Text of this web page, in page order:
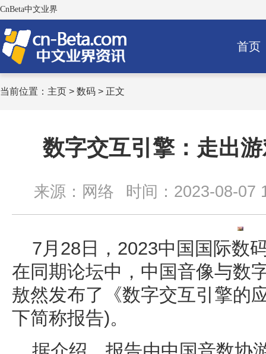
CnBeta中文业界
首页
当前位置： 主页 > 数码 > 正文
数字交互引擎：走出
来源：网络 时间：2023-08-07
7月28日，2023中国国际数
在同期论坛中，中国音像与数
敖然发布了《数字交互引擎的
下简称报告)。